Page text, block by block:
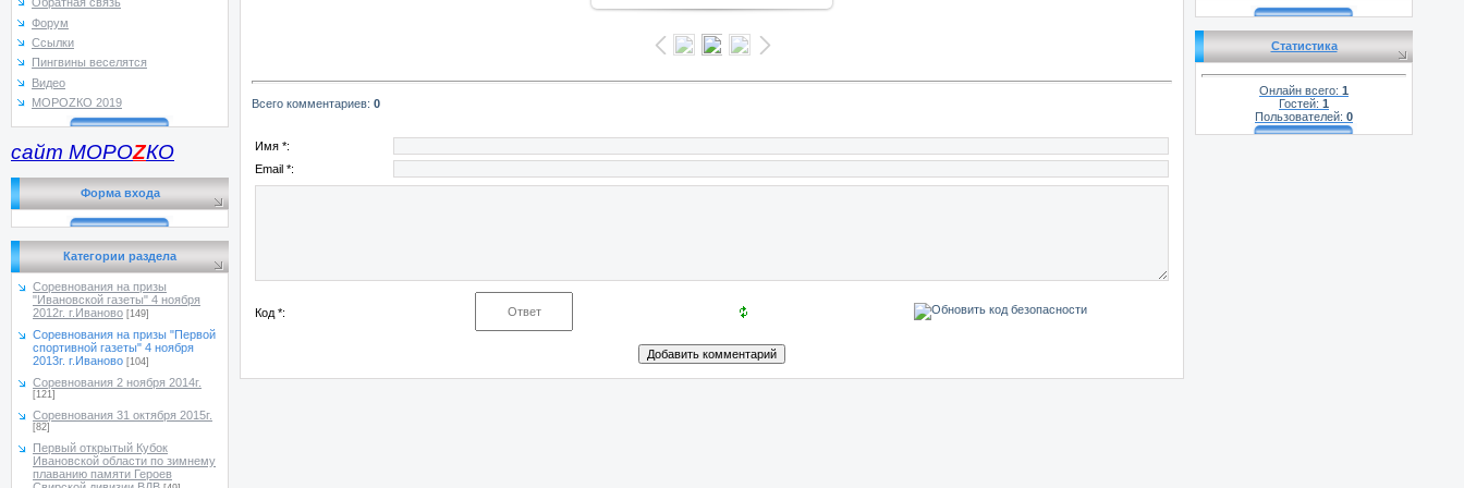
Форум
Ссылки
Пингвины веселятся
Видео
МОРОZКО 2019
сайт МОРОZКО
Форма входа
Категории раздела
Соревнования на призы
"Ивановской газеты" 4 ноября
2012г. г.Иваново [149]
Соревнования на призы "Первой
спортивной газеты" 4 ноября
2013г. г.Иваново [104]
Соревнования 2 ноября 2014г.
[121]
Соревнования 31 октября 2015г.
[82]
Первый открытый Кубок
Ивановской области по зимнему
плаванию памяти Героев
Всего комментариев: 0
Имя *:
Email *:
Код *:
Статистика
Онлайн всего: 1
Гостей: 1
Пользователей: 0